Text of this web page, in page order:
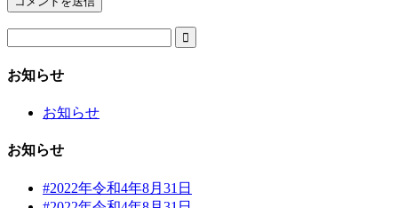

お知らせ
お知らせ
お知らせ
#2022年令和4年8月31日